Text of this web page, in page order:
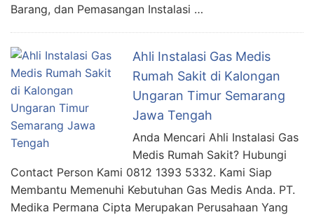
Barang, dan Pemasangan Instalasi …
Ahli Instalasi Gas Medis
Rumah Sakit di Kalongan
Ungaran Timur Semarang
Jawa Tengah
Anda Mencari Ahli Instalasi Gas
Medis Rumah Sakit? Hubungi
Contact Person Kami 0812 1393 5332. Kami Siap
Membantu Memenuhi Kebutuhan Gas Medis Anda. PT.
Medika Permana Cipta Merupakan Perusahaan Yang